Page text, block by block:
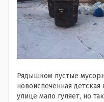
Рядышком пустые
новоиспеченная
улице мало гуляет, но